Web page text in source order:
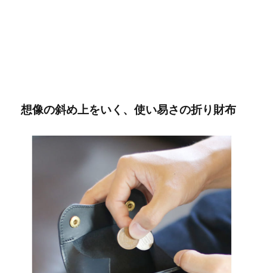
想像の斜め上をいく、使い易さの折り財布